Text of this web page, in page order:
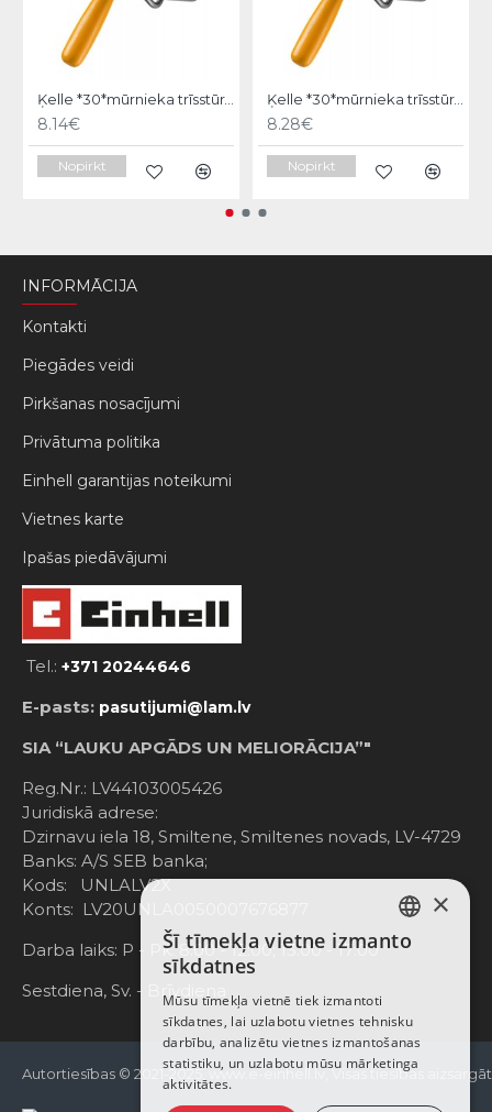
Ķelle *30*mūrnieka trīsstūra 18cm, Hardy
8.14€
Nopirkt
Ķelle *30*mūrnieka trīsstūra 20cm, Hardy
8.28€
Nopirkt
INFORMĀCIJA
Kontakti
Piegādes veidi
Pirkšanas nosacījumi
Privātuma politika
Einhell garantijas noteikumi
Vietnes karte
Ipašas piedāvājumi
Tel.: +371 20244646
E-pasts: pasutijumi@lam.lv
SIA “LAUKU APGĀDS UN MELIORĀCIJA”"
Reg.Nr.: LV44103005426
Juridiskā adrese:
Dzirnavu iela 18, Smiltene, Smiltenes novads, LV-4729
Banks: A/S SEB banka;
Kods: UNLALV2X
Konts: LV20UNLA0050007676877
Darba laiks: P - Pk. 8:00 - 12:00; 13:00 - 17:00
Sestdiena, Sv. - Brīvdiena
Autortiesības © 2021-2025, www.e-einhell.lv, Visas tiesības
LATVIAN
ENGLISH
×
Šī tīmekļa vietne izmanto
sīkdatnes
Mūsu tīmekļa vietnē tiek izmantoti
sīkdatnes, lai uzlabotu vietnes tehnisku
darbību, analizētu vietnes izmantošanas
statistiku, un uzlabotu mūsu mārketinga
aktivitātes.